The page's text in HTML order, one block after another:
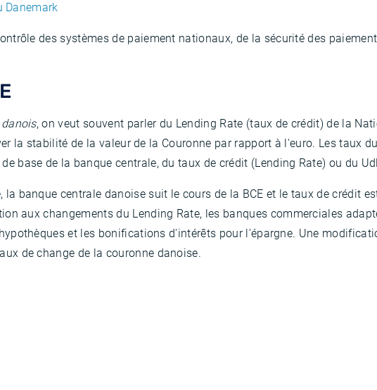
Danemark
des systèmes de paiement nationaux, de la sécurité des
, on veut souvent parler du Lending Rate (taux de crédit) de la
la stabilité de la valeur de la Couronne par rapport à l'euro. Les taux
base de la banque centrale, du taux de crédit (Lending Rate) ou du
banque centrale danoise suit le cours de la BCE et le taux de crédit
aux changements du Lending Rate, les banques commerciales
et les bonifications d'intérêts pour l'épargne. Une
de change de la couronne danoise.